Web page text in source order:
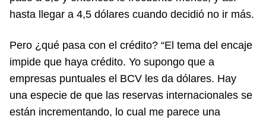
hasta llegar a 4,5 dólares cuando decidió no ir más.
Pero ¿qué pasa con el crédito? “El tema del encaje
impide que haya crédito. Yo supongo que a
empresas puntuales el BCV les da dólares. Hay
una especie de que las reservas internacionales se
están incrementando, lo cual me parece una